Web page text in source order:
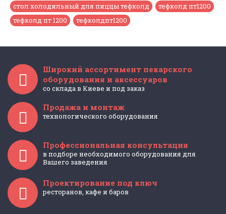
стол холодильный для пиццы тефколд
тефколд пт1200
тефколд пт 1200
тефколдпт1200
Широкий ассортимент пекарского
оборудования и аксессуаров
со склада в Киеве и под заказ
Продажа и монтаж
технологического оборудования
Профессиональная консультация
в подборе необходимого оборудования для
Вашего заведения
Проектирование под ключ
ресторанов, кафе и баров